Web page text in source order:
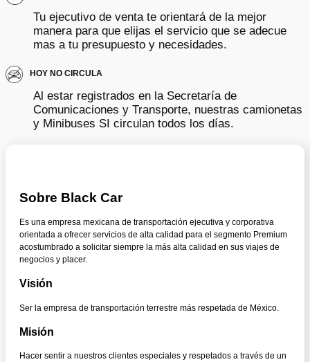
Sobre Black Car
Es una empresa mexicana de transportación ejecutiva y corporativa
orientada a ofrecer servicios de alta calidad para el segmento Premium
acostumbrado a solicitar siempre la más alta calidad en sus viajes de
negocios y placer.
Visión
Ser la empresa de transportación terrestre más respetada de México.
Misión
Hacer sentir a nuestros clientes especiales y respetados a través de un
Tu ejecutivo de venta te orientará de la mejor
manera para que elijas el servicio que se adecue
mas a tu presupuesto y necesidades.
HOY NO CIRCULA
Al estar registrados en la Secretaría de
Comunicaciones y Transporte, nuestras camionetas
y Minibuses SI circulan todos los días.